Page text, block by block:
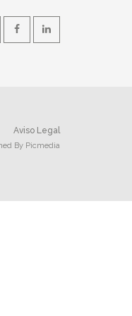
Aviso Legal
By Picmedia